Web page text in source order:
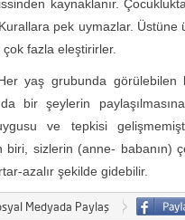
kaynaklanır.
pek uymazlar. Üstüne
fazla eleştirirler.
yaş grubunda
bir şeylerin
ve tepkisi
biri, sizlerin (anne- babanın)
azalır şekilde gidebilir.
Medyada Paylaş